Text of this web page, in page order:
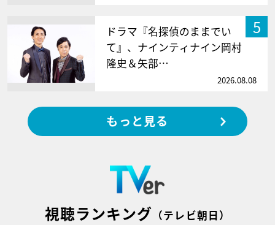
5
ドラマ『名探偵のままでい
て』、ナインティナイン岡村
隆史＆矢部…
2026.08.08
もっと見る
視聴ランキング （テレビ朝日）